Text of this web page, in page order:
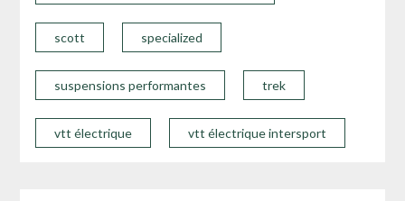
scott specialized
suspensions performantes trek
vtt électrique vtt électrique intersport